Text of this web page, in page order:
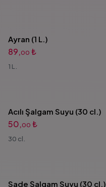
Ayran (1 L.)
89,00 ₺
1 L.
Acılı Şalgam Suyu (30 cl.)
50,00 ₺
30 cl.
Sade Şalgam Suyu (30 cl.)